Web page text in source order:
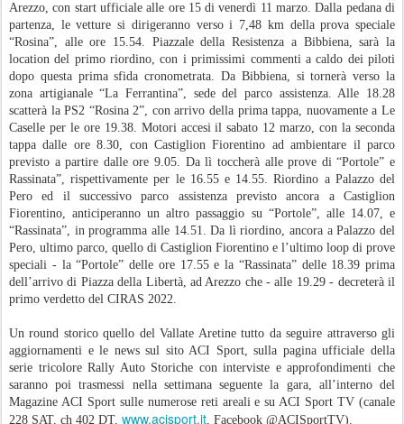
Arezzo, con start ufficiale alle ore 15 di venerdì 11 marzo. Dalla pedana di
partenza, le vetture si dirigeranno verso i 7,48 km della prova speciale
“Rosina”, alle ore 15.54. Piazzale della Resistenza a Bibbiena, sarà la
location del primo riordino, con i primissimi commenti a caldo dei piloti
dopo questa prima sfida cronometrata. Da Bibbiena, si tornerà verso la
zona artigianale “La Ferrantina”, sede del parco assistenza. Alle 18.28
scatterà la PS2 “Rosina 2”, con arrivo della prima tappa, nuovamente a Le
Caselle per le ore 19.38. Motori accesi il sabato 12 marzo, con la seconda
tappa dalle ore 8.30, con Castiglion Fiorentino ad ambientare il parco
previsto a partire dalle ore 9.05. Da lì toccherà alle prove di “Portole” e
Rassinata”, rispettivamente per le 16.55 e 14.55. Riordino a Palazzo del
Pero ed il successivo parco assistenza previsto ancora a Castiglion
Fiorentino, anticiperanno un altro passaggio su “Portole”, alle 14.07, e
“Rassinata”, in programma alle 14.51. Da lì riordino, ancora a Palazzo del
Pero, ultimo parco, quello di Castiglion Fiorentino e l’ultimo loop di prove
speciali - la “Portole” delle ore 17.55 e la “Rassinata” delle 18.39 prima
dell’arrivo di Piazza della Libertà, ad Arezzo che - alle 19.29 - decreterà il
primo verdetto del CIRAS 2022.
Un round storico quello del Vallate Aretine tutto da seguire attraverso gli
aggiornamenti e le news sul sito ACI Sport, sulla pagina ufficiale della
serie tricolore Rally Auto Storiche con interviste e approfondimenti che
saranno poi trasmessi nella settimana seguente la gara, all’interno del
Magazine ACI Sport sulle numerose reti areali e su ACI Sport TV (canale
228 SAT, ch 402 DT, www.acisport.it, Facebook @ACISportTV).